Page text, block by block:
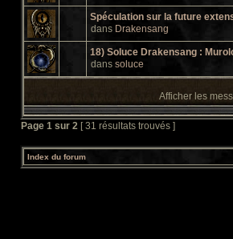
Spéculation sur la future
dans Drakensang
18) Soluce Drakensang :
dans soluce
Afficher les
Page 1 sur 2 [ 31 résultats trouvés ]
Index du forum